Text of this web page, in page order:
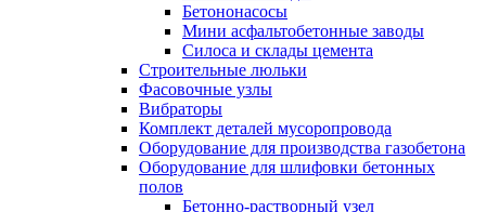
Бетононасосы
Мини асфальтобетонные заводы
Силоса и склады цемента
Строительные люльки
Фасовочные узлы
Вибраторы
Комплект деталей мусоропровода
Оборудование для производства газобетона
Оборудование для шлифовки бетонных
полов
Бетонно-растворный узел